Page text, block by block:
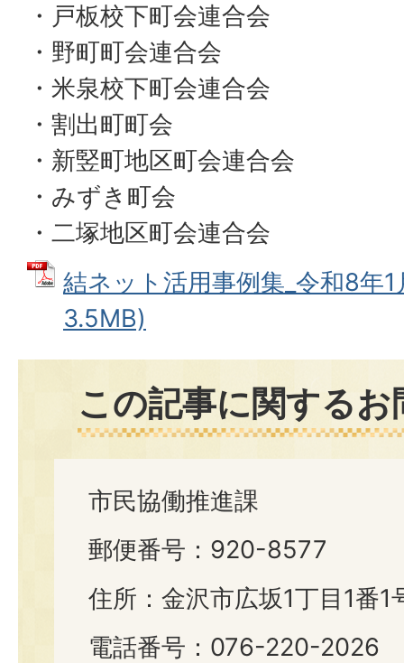
・戸板校下町会連合会
・野町町会連合会
・米泉校下町会連合会
・割出町町会
・新竪町地区町会連合会
・みずき町会
・二塚地区町会連合会
結ネット活用事例集_令和8年
3.5MB)
この記事に関する
市民協働推進課
郵便番号：920-8577
住所：金沢市広坂1丁目1番1
電話番号：076-220-2026